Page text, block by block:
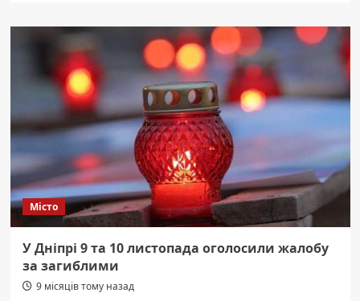
Синельниково
как
доехать
быстро,
дешево
и
без
Місто
У Дніпрі 9 та 10 листопада оголосили жалобу
за загиблими
9 місяців тому назад